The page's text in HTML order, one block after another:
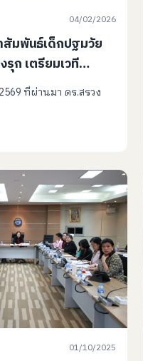
04/02/2026
มพันธ์เด็กปฐมวัย
รุก เตรียมเวที
กดันนโยบายเด็ก
นทุกมิติ
ที่ผ่านมา ดร.สรวง
01/10/2025